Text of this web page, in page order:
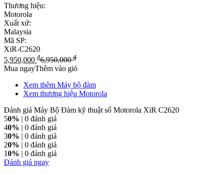
Thương hiệu:
Motorola
Xuất xứ:
Malaysia
Mã SP:
XiR-C2620
5,950,000 ₫6,950,000₫
Mua ngayThêm vào giỏ
Xem thêm Máy bộ đàm
Xem thương hiệu Motorola
Đánh giá Máy Bộ Đàm kỹ thuật số Motorola XiR C2620
50% | 0 đánh giá
40% | 0 đánh giá
30% | 0 đánh giá
20% | 0 đánh giá
10% | 0 đánh giá
Đánh giá ngay